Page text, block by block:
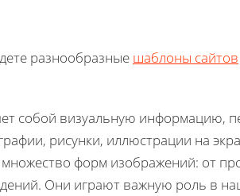
разнообразные шаблоны сайтов
собой визуальную информацию,
рисунки, иллюстрации на
множество форм изображений: от
Они играют важную роль в